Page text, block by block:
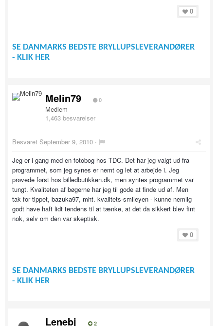
0
SE DANMARKS BEDSTE BRYLLUPSLEVERANDØRER
- KLIK HER
Melin79 0
Medlem
1,463 besvarelser
Besvaret September 9, 2010 ·
Jeg er i gang med en fotobog hos TDC. Det har jeg valgt ud fra
programmet, som jeg synes er nemt og let at arbejde i. Jeg
prøvede først hos billedbutikken.dk, men syntes programmet var
tungt. Kvaliteten af bøgerne har jeg til gode at finde ud af. Men
tak for tippet, bazuka97, mht. kvalitets-smileyen - kunne nemlig
godt have haft lidt tendens til at tænke, at det da sikkert blev fint
nok, selv om den var skeptisk.
0
SE DANMARKS BEDSTE BRYLLUPSLEVERANDØRER
- KLIK HER
Lenebj 2